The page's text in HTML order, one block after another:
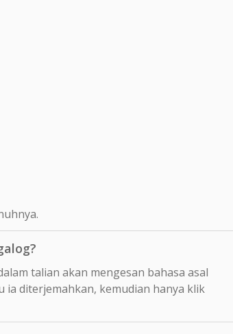
talian akan mengesan bahasa asal
ia diterjemahkan, kemudian hanya klik